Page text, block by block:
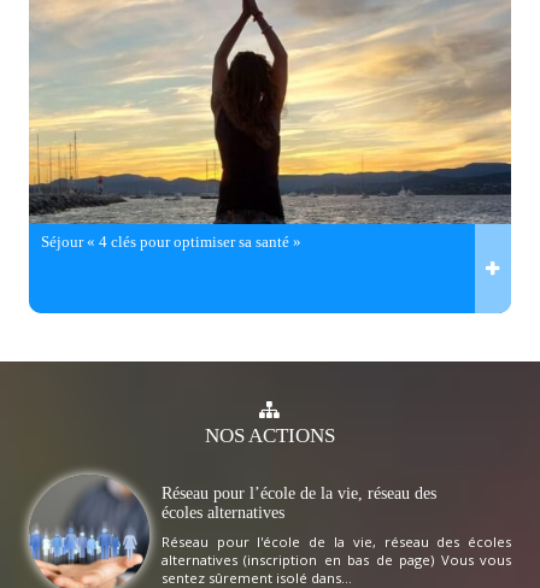
Séjour « 4 clés pour optimiser sa santé »
NOSACTIONS
Réseau pour l’école de la vie, réseau des
écoles alternatives
Réseau pour l'école de la vie, réseau des écoles
alternatives (inscription en bas de page) Vous vous
sentez sûrement isolé dans...